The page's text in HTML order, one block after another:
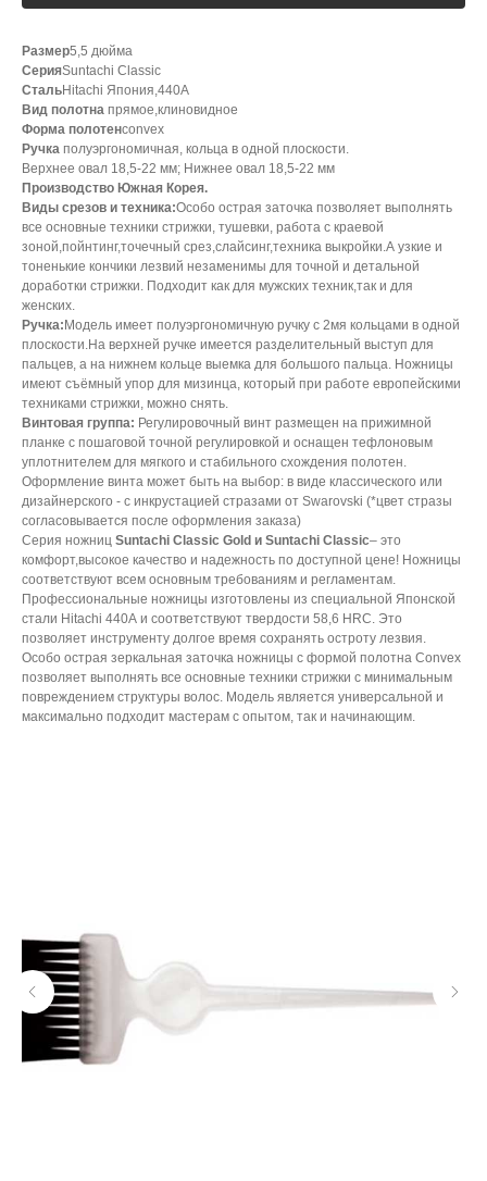
Размер5,5 дюйма
СерияSuntachi Classic
СтальHitachi Япония,440A
Вид полотна прямое,клиновидное
Форма полотенconvex
Ручка полуэргономичная, кольца в одной плоскости.
Верхнее овал 18,5-22 мм; Нижнее овал 18,5-22 мм
Производство Южная Корея.
Виды срезов и техника:Особо острая заточка позволяет выполнять
все основные техники стрижки, тушевки, работа с краевой
зоной,пойнтинг,точечный срез,слайсинг,техника выкройки.А узкие и
тоненькие кончики лезвий незаменимы для точной и детальной
доработки стрижки. Подходит как для мужских техник,так и для
женских.
Ручка: Модель имеет полуэргономичную ручку с 2мя кольцами в одной
плоскости.На верхней ручке имеется разделительный выступ для
пальцев, а на нижнем кольце выемка для большого пальца. Ножницы
имеют съёмный упор для мизинца, который при работе европейскими
техниками стрижки, можно снять.
Винтовая группа: Регулировочный винт размещен на прижимной
планке с пошаговой точной регулировкой и оснащен тефлоновым
уплотнителем для мягкого и стабильного схождения полотен.
Оформление винта может быть на выбор: в виде классического или
дизайнерского - с инкрустацией стразами от Swarovski (*цвет стразы
согласовывается после оформления заказа)
Серия ножниц Suntachi Classic Gold и Suntachi Classic– это
комфорт,высокое качество и надежность по доступной цене! Ножницы
соответствуют всем основным требованиям и регламентам.
Профессиональные ножницы изготовлены из специальной Японской
стали Hitachi 440А и соответствуют твердости 58,6 HRC. Это
позволяет инструменту долгое время сохранять остроту лезвия.
Особо острая зеркальная заточка ножницы с формой полотна Convex
позволяет выполнять все основные техники стрижки с минимальным
повреждением структуры волос. Модель является универсальной и
максимально подходит мастерам с опытом, так и начинающим.